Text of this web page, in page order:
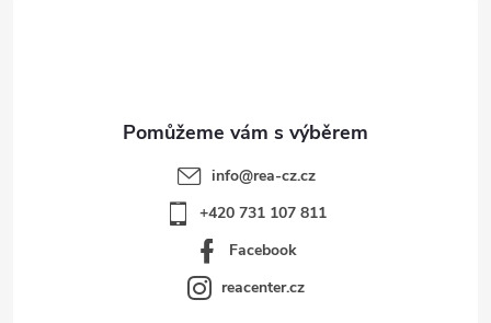
info@rea-cz.cz
+420 731 107 811
Facebook
reacenter.cz